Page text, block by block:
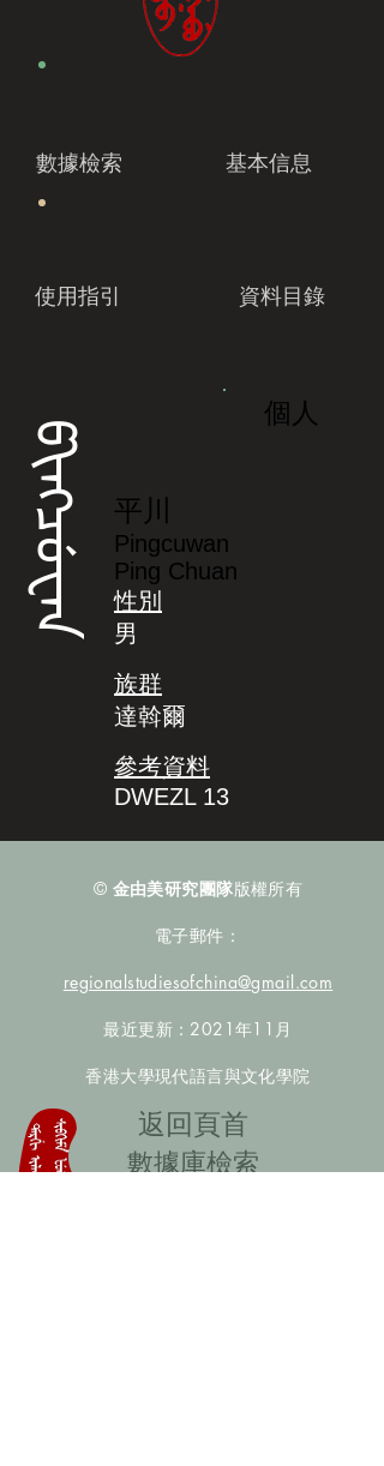
數據檢索 基本信息
使用指引 資料目錄
ᡦᡳᠩᠴᡠᠸᠠᠨ
個人
平川
Pingcuwan
Ping Chuan
性別
男
族群
達斡爾
參考資料
DWEZL 13
© 金由美研究團隊版權所有
電子郵件：
regionalstudiesofchina@gmail.com
最近更新：2021年11月
香港大學現代語言與文化學院
​返回頁首
數據庫檢索